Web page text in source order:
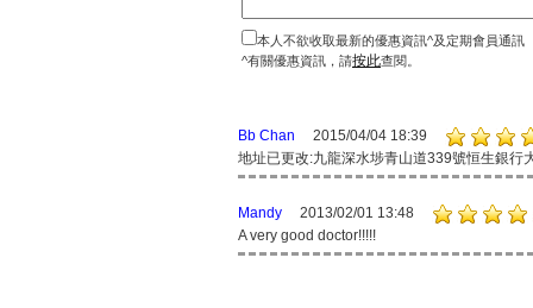
本人不欲收取最新的優惠資訊^及定期會員通訊
^有關優惠資訊，請按此查閱。
Bb Chan
2015/04/04 18:39
地址已更改:九龍深水埗青山道339號恒生銀
Mandy
2013/02/01 13:48
A very good doctor!!!!!